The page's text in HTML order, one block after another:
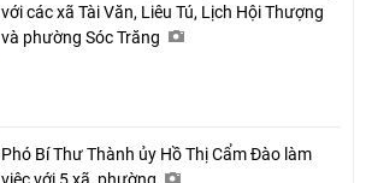
với các xã Tài Văn, Liêu Tú, Lịch Hội Thượng
và phường Sóc Trăng
Phó Bí Thư Thành ủy Hồ Thị Cẩm Đào làm